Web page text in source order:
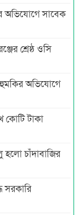
অভিযোগে সাবেক
শ্রেষ্ঠ ওসি
অভিযোগে
কোটি টাকা
হলো চাঁদাবাজির
সরকারি